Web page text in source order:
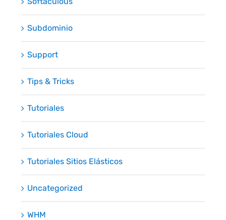
Subdominio
Support
Tips & Tricks
Tutoriales
Tutoriales Cloud
Tutoriales Sitios Elásticos
Uncategorized
WHM